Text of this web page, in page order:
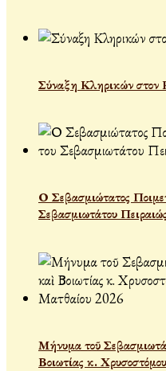
Σύναξη Κληρικών στον
Ο Σεβασμιώτατος
Σεβασμιωτάτου
Μήνυμα τοῦ
Βοιωτίας κ.